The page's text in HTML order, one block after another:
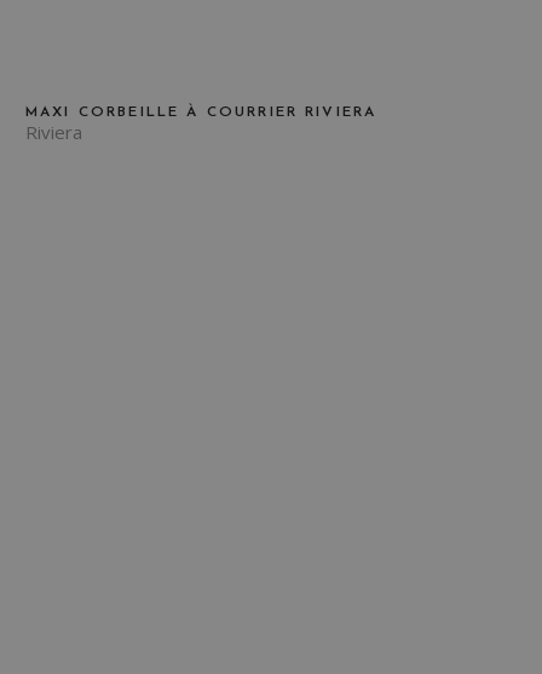
MAXI CORBEILLE À COURRIER RIVIERA
Riviera